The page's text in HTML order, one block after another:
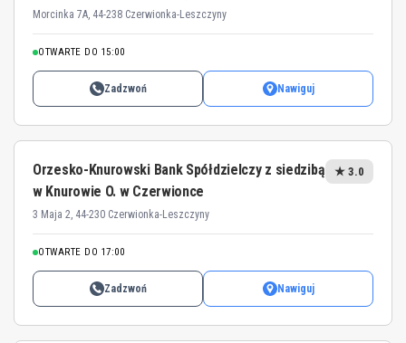
Morcinka 7A, 44-238 Czerwionka-Leszczyny
OTWARTE DO 15:00
Zadzwoń Nawiguj
Orzesko-Knurowski Bank Spółdzielczy z siedzibą
w Knurowie O. w Czerwionce
3 Maja 2, 44-230 Czerwionka-Leszczyny
★ 3.0
OTWARTE DO 17:00
Zadzwoń Nawiguj